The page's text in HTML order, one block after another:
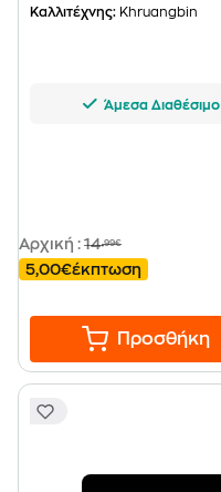
Καλλιτέχνης: Khruangbin
Άμεσα Διαθέσιμο
Αρχική : 14,99€
5,00€έκπτωση
Προσθήκη